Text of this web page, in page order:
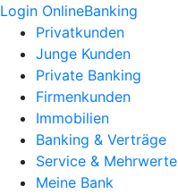
Login OnlineBanking
Privatkunden
Junge Kunden
Private Banking
Firmenkunden
Immobilien
Banking & Verträge
Service & Mehrwerte
Meine Bank